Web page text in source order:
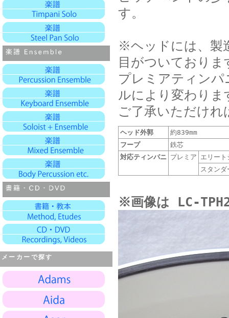
メーカーで探す
す。
※ヘッドには、製
目がついておりま
プレミアティン
ルにより変わり
ご了承いただけれ
ヘッド外郭
約839mm
フープ
鉄芯
対応ティンパニ プレミア エリー
スタン
※画像は LC-